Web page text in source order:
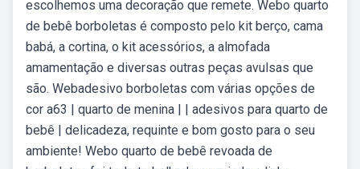
escolhemos uma decoração que remete. Webo quarto
de bebê borboletas é composto pelo kit berço, cama
babá, a cortina, o kit acessórios, a almofada
amamentação e diversas outras peças avulsas que
são. Webadesivo borboletas com várias opções de
cor a63 | quarto de menina | | adesivos para quarto de
bebê | delicadeza, requinte e bom gosto para o seu
ambiente! Webo quarto de bebê revoada de